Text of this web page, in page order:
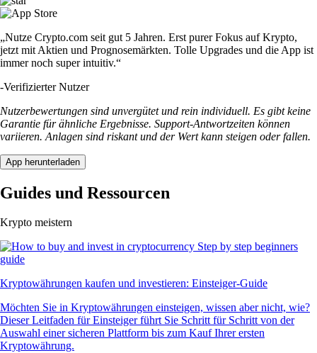
„Nutze Crypto.com seit gut 5 Jahren. Erst purer Fokus auf Krypto,
jetzt mit Aktien und Prognosemärkten. Tolle Upgrades und die App ist
immer noch super intuitiv.“
-Verifizierter Nutzer
Nutzerbewertungen sind unvergütet und rein individuell. Es gibt keine
Garantie für ähnliche Ergebnisse. Support-Antwortzeiten können
variieren. Anlagen sind riskant und der Wert kann steigen oder fallen.
App herunterladen
Guides und Ressourcen
Krypto meistern
Kryptowährungen kaufen und investieren: Einsteiger-Guide
Möchten Sie in Kryptowährungen einsteigen, wissen aber nicht, wie?
Dieser Leitfaden für Einsteiger führt Sie Schritt für Schritt von der
Auswahl einer sicheren Plattform bis zum Kauf Ihrer ersten
Kryptowährung.